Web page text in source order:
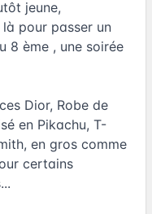
jeune,
pour passer un
8 ème , une soirée
Dior, Robe de
en Pikachu, T-
en gros comme
certains